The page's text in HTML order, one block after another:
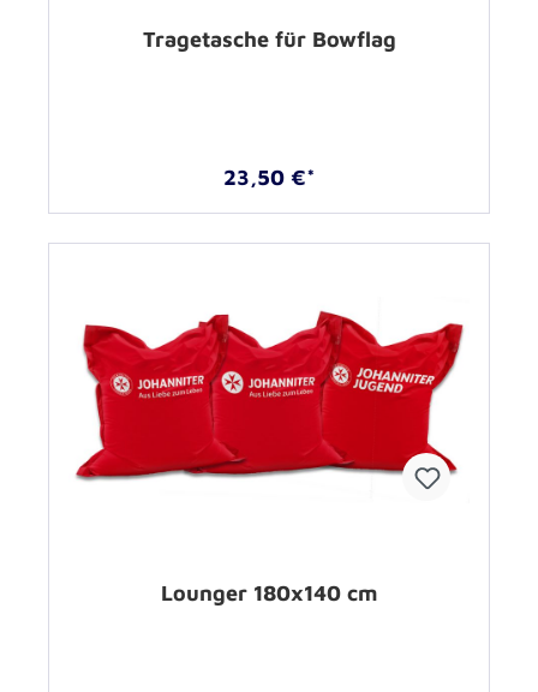
Tragetasche für Bowflag
23,50 €*
Lounger 180x140 cm